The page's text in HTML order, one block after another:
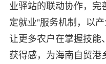
业驿站的联动协作，
定就业”服务机制，以
让更多农户在掌握技能
获得感，为海南自贸港